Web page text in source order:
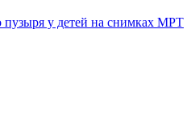
пузыря у детей на снимках МРТ